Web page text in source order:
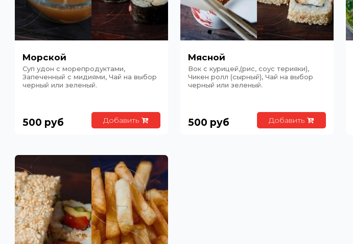
Морской
Суп удон с морепродуктами,
Запеченный с мидиями, Чай на выбор
черный или зеленый.
500 руб Добавить
Мясной
Вок с курицей,(рис, соус терияки),
Чикен ролл (сырный), Чай на выбор
черный или зеленый.
500 руб Добавить